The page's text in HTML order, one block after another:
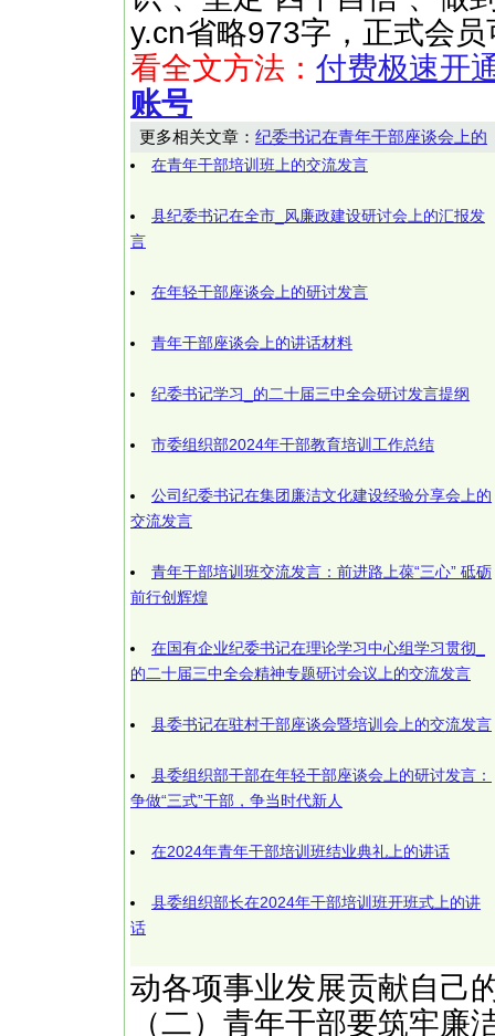
y.cn省略973字，正式会
看全文方法： 付费极速开
账号
更多相关文章： 纪委书记在青年干部座谈会上的
在青年干部培训班上的交流发言
县纪委书记在全市_风廉政建设研讨会上的汇报发
言
在年轻干部座谈会上的研讨发言
青年干部座谈会上的讲话材料
纪委书记学习_的二十届三中全会研讨发言提纲
市委组织部2024年干部教育培训工作总结
公司纪委书记在集团廉洁文化建设经验分享会上的
交流发言
青年干部培训班交流发言：前进路上葆“三心” 砥砺
前行创辉煌
在国有企业纪委书记在理论学习中心组学习贯彻_
的二十届三中全会精神专题研讨会议上的交流发言
县委书记在驻村干部座谈会暨培训会上的交流发言
县委组织部干部在年轻干部座谈会上的研讨发言：
争做“三式”干部，争当时代新人
在2024年青年干部培训班结业典礼上的讲话
县委组织部长在2024年干部培训班开班式上的讲
话
动各项事业发展贡献自己
（二）青年干部要筑牢廉